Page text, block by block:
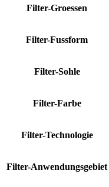
Filter-Groessen
Filter-Fussform
Filter-Sohle
Filter-Farbe
Filter-Technologie
Filter-Anwendungsgebiet